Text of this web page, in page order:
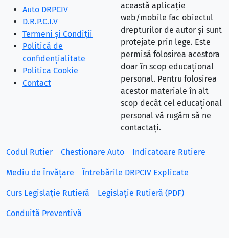
Auto DRPCIV
D.R.P.C.I.V
Termeni și Condiții
Politică de
confidențialitate
Politica Cookie
Contact
această aplicație
web/mobile fac obiectul
drepturilor de autor și sunt
protejate prin lege. Este
permisă folosirea acestora
doar în scop educațional
personal. Pentru folosirea
acestor materiale în alt
scop decât cel educațional
personal vă rugăm să ne
contactați.
Codul Rutier Chestionare Auto Indicatoare Rutiere
Mediu de Învățare Întrebările DRPCIV Explicate
Curs Legislație Rutieră Legislație Rutieră (PDF)
Conduită Preventivă